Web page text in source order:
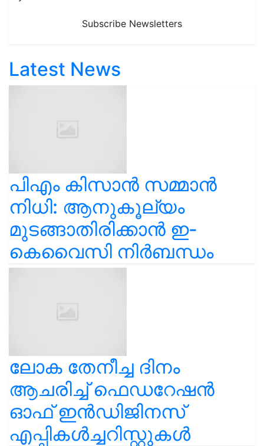
Subscribe Newsletters
Latest News
പിഎം കിസാൻ സമ്മാൻ
നിധി: ആനുകൂല്യം
മുടങ്ങാതിരിക്കാൻ ഇ-
കെവൈസി നിർബന്ധം
ലോക തേനീച്ച ദിനം
ആചരിച്ച് ഫെഡറേഷൻ
ഓഫ് ഇൻഡിജിനസ്
എപ്പികൾച്ചറിസ്റ്റുകൾ